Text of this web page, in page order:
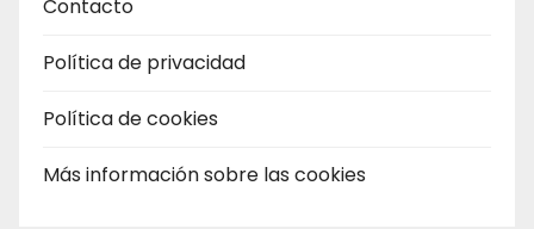
Contacto
Política de privacidad
Política de cookies
Más información sobre las cookies